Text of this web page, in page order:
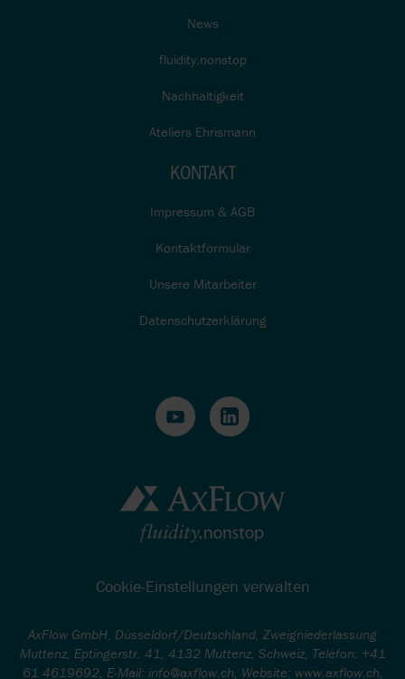
News
fluidity.nonstop
Nachhaltigkeit
Ateliers Ehrismann
KONTAKT
Impressum & AGB
Kontaktformular
Unsere Mitarbeiter
Datenschutzerklärung
Cookie-Einstellungen verwalten
AxFlow GmbH, Düsseldorf/Deutschland, Zweigniederlassung
Muttenz, Eptingerstr. 41, 4132 Muttenz, Schweiz, Telefon: +41
61 4619692, E-Mail: info@axflow.ch, Website: www.axflow.ch,